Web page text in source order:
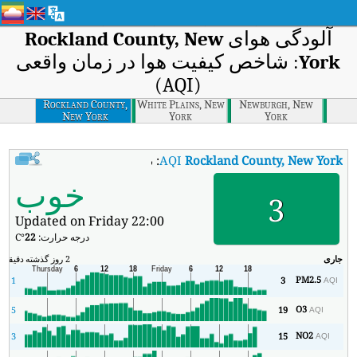
آلودگی هوای Rockland County, New
York: شاخص کیفیت هوا در زمان واقعی
(AQI)
Rockland County,
New York
White Plains, New
York
Newburgh, New
York
AQIRockland County, New York
: شاخص کیفیت هوای بی‌درنگ Rockland County, New York (AQI).
3 خوب
Updated on Friday 22:00
درجه حرارت:22
°C
جاری 2 روز گذشته دقیقه
PM2.5AQI
3
1
O3AQI
19
5
NO2AQI
15
3